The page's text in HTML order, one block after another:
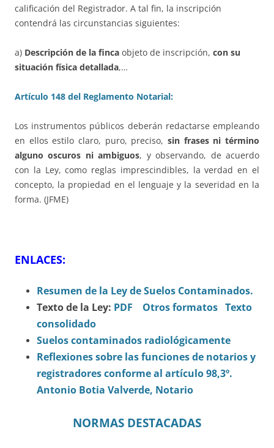
calificación del Registrador. A tal fin, la inscripción
contendrá las circunstancias siguientes:
a) Descripción de la finca objeto de inscripción, con su
situación física detallada,…
Artículo 148 del Reglamento Notarial:
Los instrumentos públicos deberán redactarse empleando
en ellos estilo claro, puro, preciso, sin frases ni término
alguno oscuros ni ambiguos, y observando, de acuerdo
con la Ley, como reglas imprescindibles, la verdad en el
concepto, la propiedad en el lenguaje y la severidad en la
forma. (JFME)
ENLACES:
Resumen de la Ley de Suelos Contaminados.
Texto de la Ley: PDF Otros formatos Texto
consolidado
Suelos contaminados radiológicamente
Reflexiones sobre las funciones de notarios y
registradores conforme al artículo 98,3º.
Antonio Botia Valverde, Notario
NORMAS DESTACADAS